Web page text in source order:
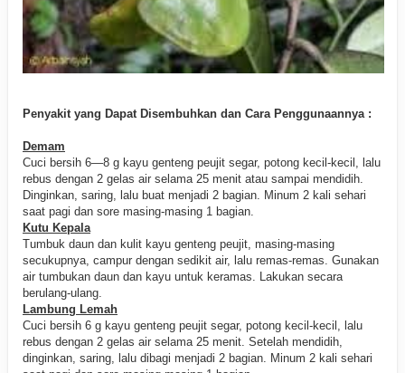
Penyakit yang Dapat Disembuhkan dan Cara Penggunaannya :
Demam
Cuci bersih 6—8 g kayu genteng peujit segar, potong kecil-kecil, lalu
rebus dengan 2 gelas air selama 25 menit atau sampai mendidih.
Dinginkan, saring, lalu buat menjadi 2 bagian. Minum 2 kali sehari
saat pagi dan sore masing-masing 1 bagian.
Kutu Kepala
Tumbuk daun dan kulit kayu genteng peujit, masing-masing
secukupnya, campur dengan sedikit air, lalu remas-remas. Gunakan
air tumbukan daun dan kayu untuk keramas. Lakukan secara
berulang-ulang.
Lambung Lemah
Cuci bersih 6 g kayu genteng peujit segar, potong kecil-kecil, lalu
rebus dengan 2 gelas air selama 25 menit. Setelah mendidih,
dinginkan, saring, lalu dibagi menjadi 2 bagian. Minum 2 kali sehari